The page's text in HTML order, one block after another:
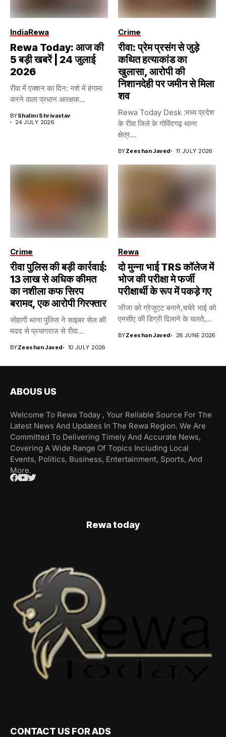
IndiaRewa
Rewa Today: आज की
5 बड़ी खबरें | 24 जुलाई
2026
रीवा में एक्शन का दिन: नशे में हंगामा
करने वाला प्रधान आरक्षक...
BYShalini Shrivastav
24 JULY 2026
Crime
रीवा: प्रेम प्रसंग से जुड़े
कथित हत्याकांड का
खुलासा, आरोपी की
निशानदेही पर जमीन से मिला
शव
Rewa Today Desk :मध्य प्रदेश
के रीवा जिले के गोविंदगढ़ थाना
क्षेत्र...
BYZeeshan Javed 11 JULY 2026
Crime
रीवा पुलिस की बड़ी कार्रवाई:
13 लाख से अधिक कीमत
का नशीला कफ सिरप
बरामद, एक आरोपी गिरफ्तार
सोहागी थाना पुलिस ने साइबर सेल की
मदद से प्रयागराज से रीवा...
BYZeeshan Javed 10 JULY 2026
Rewa
दो मुन्ना भाई TRS कॉलेज में
भोज की परीक्षा मे फर्जी
परीक्षार्थी के रूप में पकड़े गए
जीजा को ग्रेजुएट बनाने,चचेरे भाई को
एमसीए की डिग्री दिलाने के चलते,...
BYZeeshan Javed 28 JUNE 2026
ABOUS US
Welcome To Rewa Today , Your Reliable Source For The
Latest News And Updates In The Rewa Region. We Are
Committed To Delivering Timely And Accurate News,
Covering A Wide Range Of Topics Including Local
Events, Politics, Business, Entertainment, Sports, And
More.
Rewa today
CONTACT US FOR ADS